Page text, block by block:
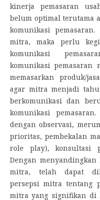
kinerja pemasaran
belum optimal terutama
komunikasi
mitra, maka perlu
komunikasi
komunikasi pemasaran
memasarkan produk/
agar mitra menjadi
berkomunikasi dan
komunikasi
dengan observasi,
prioritas, pembekalan
role play), konsultasi
Dengan menyandingkan
mitra, telah dapat
persepsi mitra tentang
mitra yang signifikan di